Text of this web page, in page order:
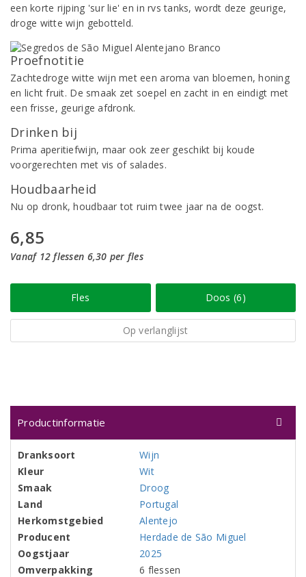
een korte rijping 'sur lie' en in rvs tanks, wordt deze geurige,
droge witte wijn gebotteld.
Proefnotitie
Zachtedroge witte wijn met een aroma van bloemen, honing
en licht fruit. De smaak zet soepel en zacht in en eindigt met
een frisse, geurige afdronk.
Drinken bij
Prima aperitiefwijn, maar ook zeer geschikt bij koude
voorgerechten met vis of salades.
Houdbaarheid
Nu op dronk, houdbaar tot ruim twee jaar na de oogst.
6,85
Vanaf 12 flessen 6,30 per fles
Fles Doos (6)
Op verlanglijst
Productinformatie
Dranksoort
Wijn
Kleur
Wit
Smaak
Droog
Land
Portugal
Herkomstgebied
Alentejo
Producent
Herdade de São Miguel
Oogstjaar
2025
Omverpakking
6 flessen